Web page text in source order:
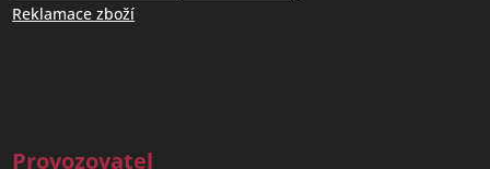
Reklamace zboží
Provozovatel